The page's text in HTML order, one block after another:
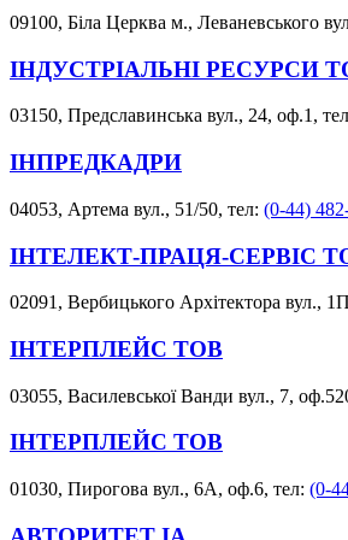
09100, Біла Церква м., Леваневського
ІНДУСТРІАЛЬНІ РЕСУРСИ
03150, Предславинська вул., 24, оф.1,
ІНПРЕДКАДРИ
04053, Артема вул., 51/50, тел: (0-44)
ІНТЕЛЕКТ-ПРАЦЯ-СЕРВІС
02091, Вербицького Архітектора вул.,
ІНТЕРПЛЕЙС ТОВ
03055, Василевської Ванди вул., 7,
ІНТЕРПЛЕЙС ТОВ
01030, Пирогова вул., 6А, оф.6, тел: (0-